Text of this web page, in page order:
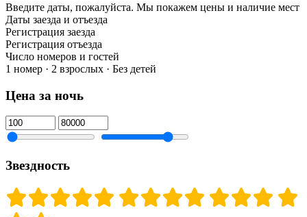
Введите даты, пожалуйста. Мы покажем цены и наличие мест
Даты заезда и отъезда
Регистрация заезда
Регистрация отъезда
Число номеров и гостей
1 номер · 2 взрослых · Без детей
Цена за ночь
Звездность